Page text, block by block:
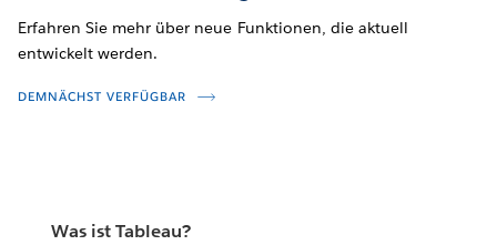
Erfahren Sie mehr über neue Funktionen, die aktuell
entwickelt werden.
DEMNÄCHST VERFÜGBAR
Was ist Tableau?